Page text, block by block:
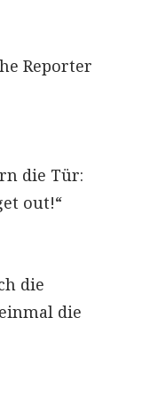
Reporter
die Tür:
out!“
die
die